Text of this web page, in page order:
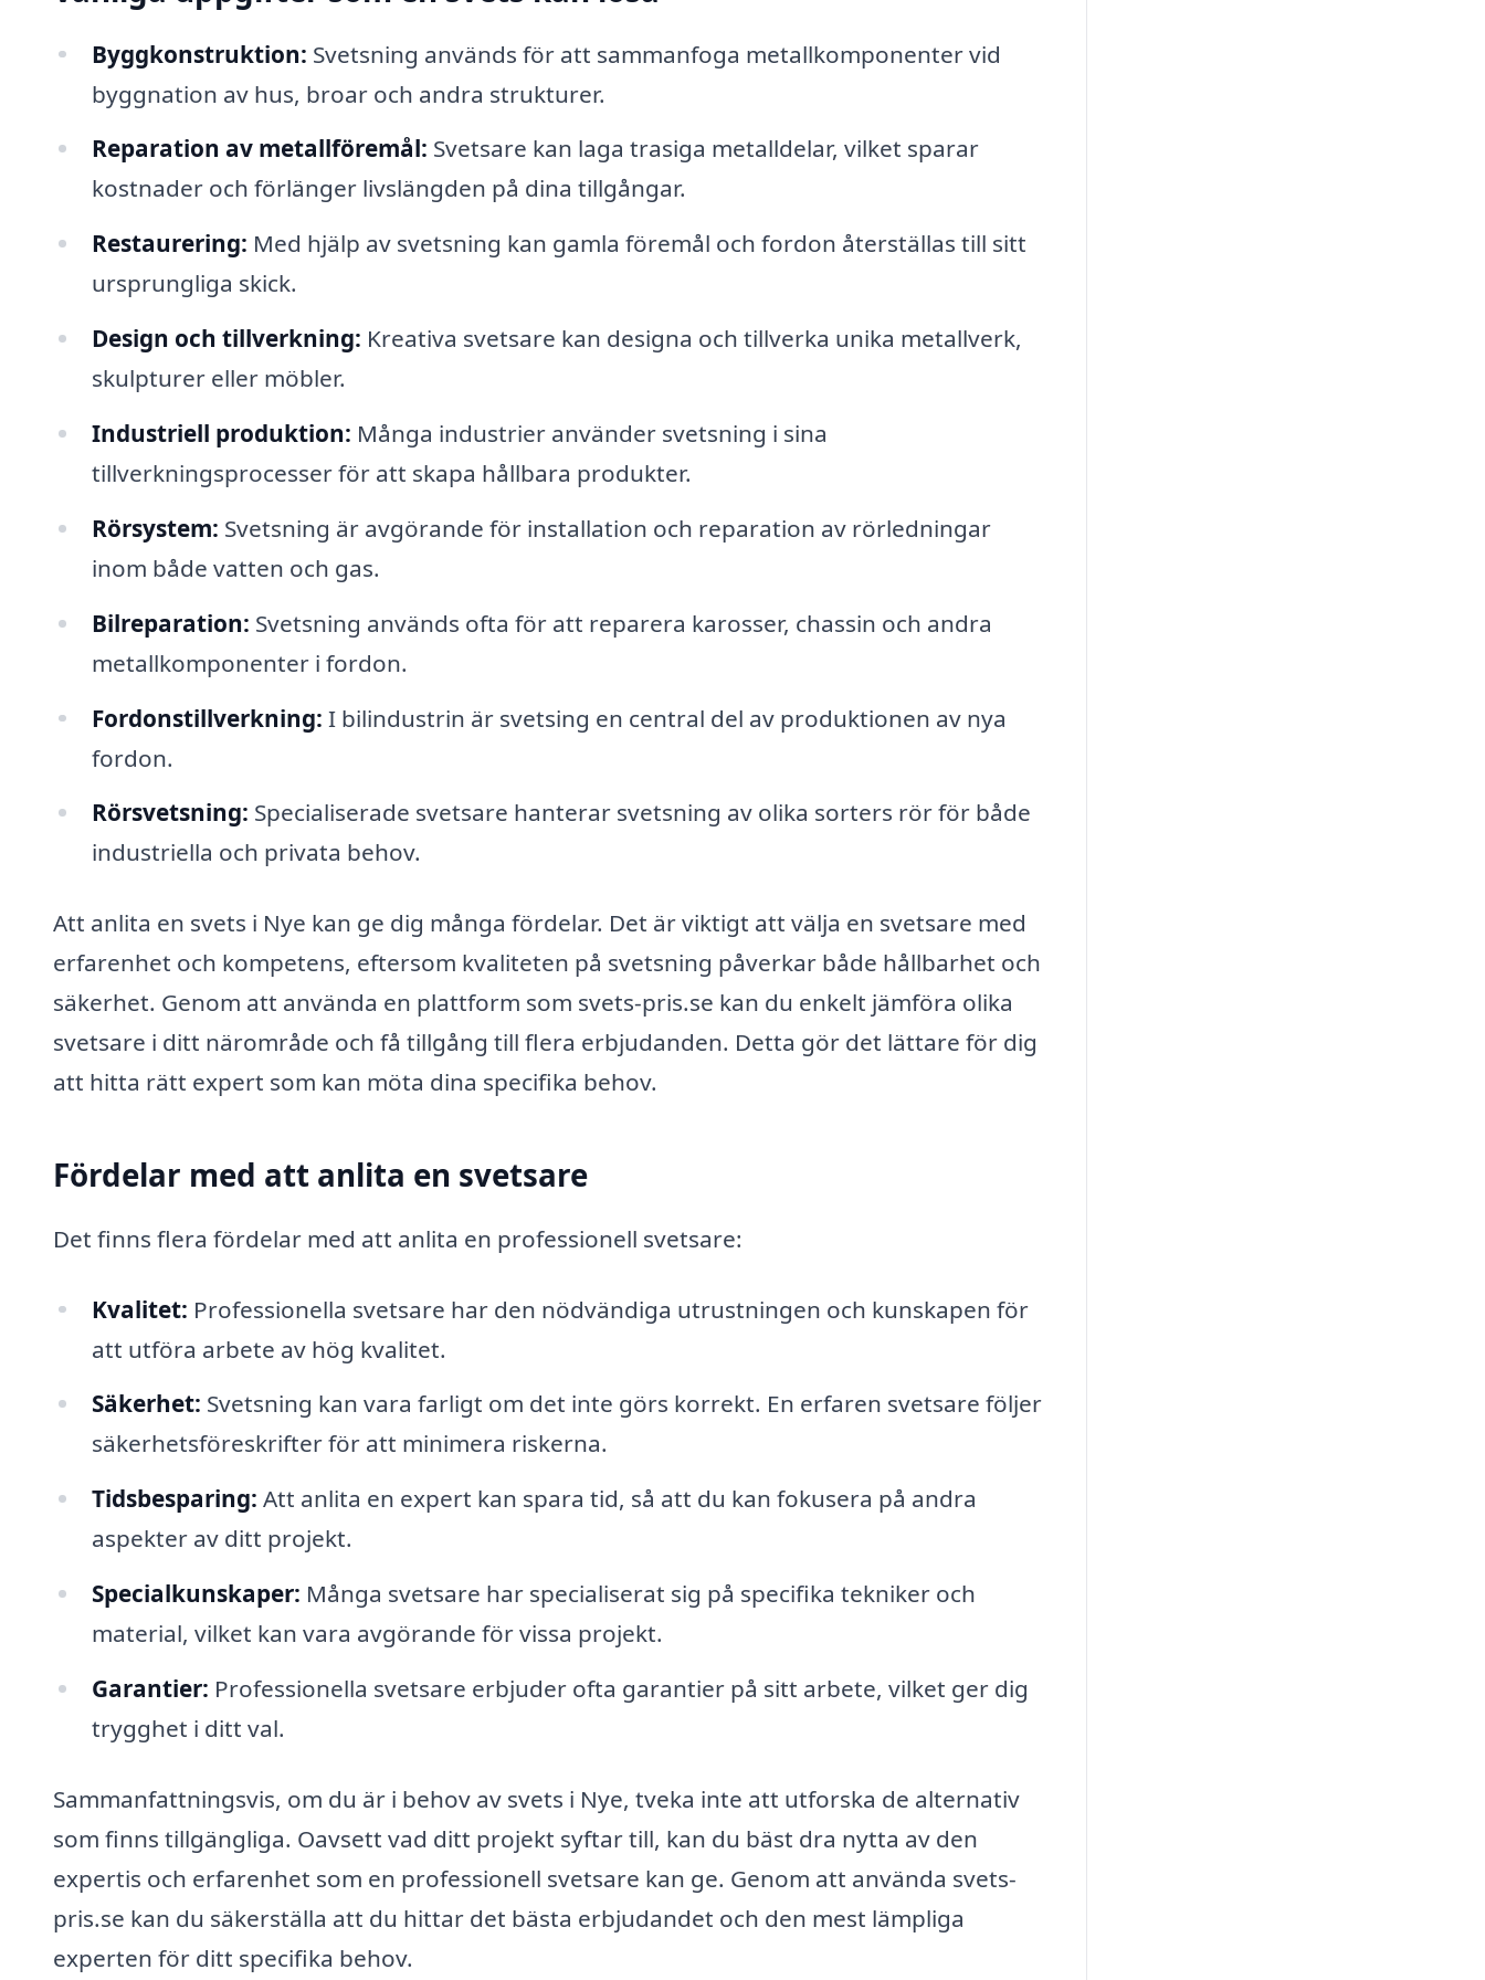
Byggkonstruktion: Svetsning används för att sammanfoga metallkomponenter vid
byggnation av hus, broar och andra strukturer.
Reparation av metallföremål: Svetsare kan laga trasiga metalldelar, vilket sparar
kostnader och förlänger livslängden på dina tillgångar.
Restaurering: Med hjälp av svetsning kan gamla föremål och fordon återställas till sitt
ursprungliga skick.
Design och tillverkning: Kreativa svetsare kan designa och tillverka unika metallverk,
skulpturer eller möbler.
Industriell produktion: Många industrier använder svetsning i sina
tillverkningsprocesser för att skapa hållbara produkter.
Rörsystem: Svetsning är avgörande för installation och reparation av rörledningar
inom både vatten och gas.
Bilreparation: Svetsning används ofta för att reparera karosser, chassin och andra
metallkomponenter i fordon.
Fordonstillverkning: I bilindustrin är svetsing en central del av produktionen av nya
fordon.
Rörsvetsning: Specialiserade svetsare hanterar svetsning av olika sorters rör för både
industriella och privata behov.
Att anlita en svets i Nye kan ge dig många fördelar. Det är viktigt att välja en svetsare med
erfarenhet och kompetens, eftersom kvaliteten på svetsning påverkar både hållbarhet och
säkerhet. Genom att använda en plattform som svets-pris.se kan du enkelt jämföra olika
svetsare i ditt närområde och få tillgång till flera erbjudanden. Detta gör det lättare för dig
att hitta rätt expert som kan möta dina specifika behov.
Fördelar med att anlita en svetsare
Det finns flera fördelar med att anlita en professionell svetsare:
Kvalitet: Professionella svetsare har den nödvändiga utrustningen och kunskapen för
att utföra arbete av hög kvalitet.
Säkerhet: Svetsning kan vara farligt om det inte görs korrekt. En erfaren svetsare följer
säkerhetsföreskrifter för att minimera riskerna.
Tidsbesparing: Att anlita en expert kan spara tid, så att du kan fokusera på andra
aspekter av ditt projekt.
Specialkunskaper: Många svetsare har specialiserat sig på specifika tekniker och
material, vilket kan vara avgörande för vissa projekt.
Garantier: Professionella svetsare erbjuder ofta garantier på sitt arbete, vilket ger dig
trygghet i ditt val.
Sammanfattningsvis, om du är i behov av svets i Nye, tveka inte att utforska de alternativ
som finns tillgängliga. Oavsett vad ditt projekt syftar till, kan du bäst dra nytta av den
expertis och erfarenhet som en professionell svetsare kan ge. Genom att använda svets-
pris.se kan du säkerställa att du hittar det bästa erbjudandet och den mest lämpliga
experten för ditt specifika behov.